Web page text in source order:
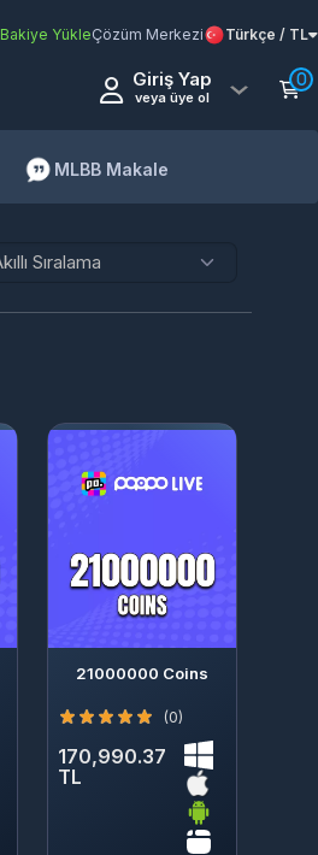
Bakiye YükleÇözüm Merkezi Türkçe / TL
Giriş Yap
veya üye ol
0
MLBB Makale
21000000 Coins
(0)
170,990.37
TL